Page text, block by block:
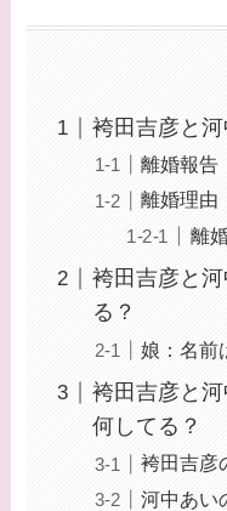
袴田吉彦と
離婚報告
離婚理由
離
袴田吉彦と
る？
娘：名前
袴田吉彦と河
何してる？
袴田吉彦
河中あい